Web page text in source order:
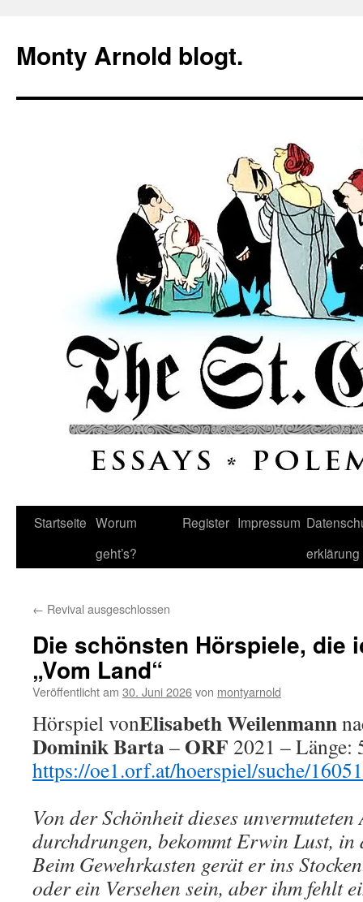
springen
Monty Arnold blogt.
Startseite Worum
geht’s?
Register Impressum
erklärung
← Revival ausgeschlossen
Die schönsten Hörspiele, die
„Vom Land“
Veröffentlicht am 30. Juni 2026von montyarnold
Hörspiel vonElisabeth Weilenmann
Dominik Barta– ORF 2021 – Länge:
https://oe1.orf.at/hoerspiel/suche/16051
Von der Schönheit dieses unvermuteten
durchdrungen, bekommt Erwin Lust, in
Beim Gewehrkasten gerät er ins
oder ein Versehen sein, aber ihm fehlt